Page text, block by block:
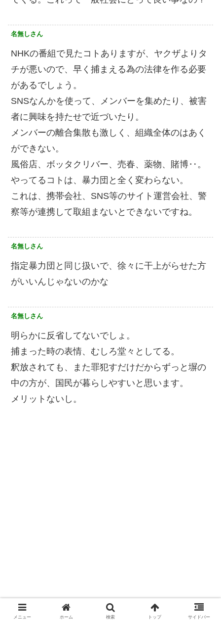
名無しさん
NHKの番組で見たコトありますが、ヤクザよりタ
チが悪いので、早く捕まえる為の法律を作る必要
があるでしょう。
SNSなんかを使って、メンバーを集めたり、被害
者に興味を持たせで近づいたり。
メンバーの離合集散も激しく、組織全体のはあく
ができない。
風俗店、ボッタクリバー、売春、薬物、賭博‥。
やってるコトは、暴力団と全く変わらない。
これは、携帯会社、SNS等のサイト運営会社、警
察等が連携して取組まないとできないですね。
名無しさん
指定暴力団と同じ扱いで、徐々に干上がらせた方
がいいんじゃないのかな
名無しさん
明らかに反省してないでしょ。
捕まった時の表情、むしろ堂々としてる。
釈放されても、また罪犯すだけだからずっと塀の
中の方が、国民が暮らしやすいと思います。
メリットないし。
メニュー ホーム 検索 トップ サイドバー